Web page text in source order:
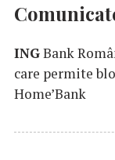
INGBank
care permite
Home’Bank